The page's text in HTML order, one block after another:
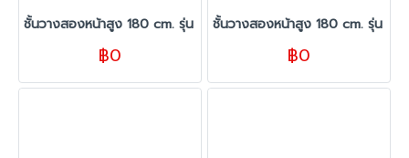
ชั้นวางสองหน้าสูง 180 cm. รุ่น TC ขนาด 140 cm. สีขาว
฿0
ชั้นวางสองหน้าสูง 180 cm. รุ่น
฿0